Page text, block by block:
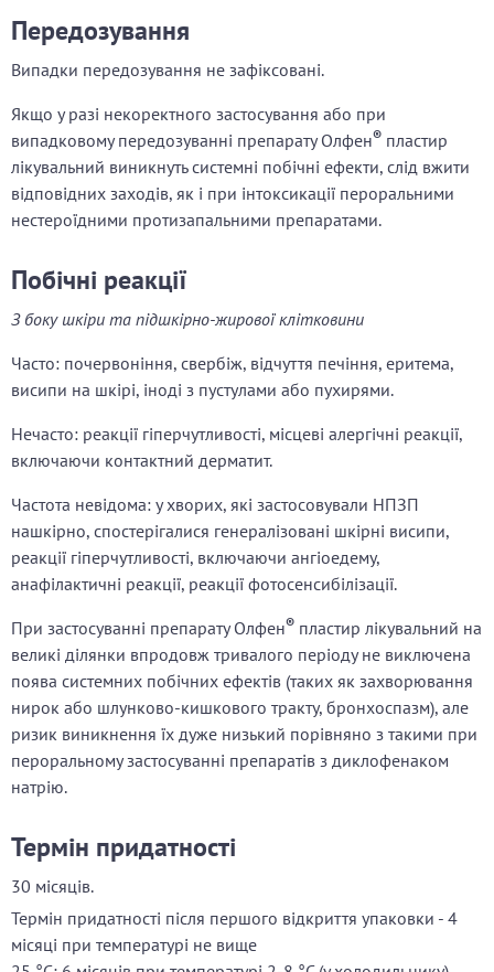
Передозування
Випадки передозування не зафіксовані.
Якщо у разі некоректного застосування або при
випадковому передозуванні препарату Олфен® пластир
лікувальний виникнуть системні побічні ефекти, слід вжити
відповідних заходів, як і при інтоксикації пероральними
нестероїдними протизапальними препаратами.
Побічні реакції
З боку шкіри та підшкірно-жирової клітковини
Часто: почервоніння, свербіж, відчуття печіння, еритема,
висипи на шкірі, іноді з пустулами або пухирями.
Нечасто: реакції гіперчутливості, місцеві алергічні реакції,
включаючи контактний дерматит.
Частота невідома: у хворих, які застосовували НПЗП
нашкірно, спостерігалися генералізовані шкірні висипи,
реакції гіперчутливості, включаючи ангіоедему,
анафілактичні реакції, реакції фотосенсибілізації.
При застосуванні препарату Олфен® пластир лікувальний на
великі ділянки впродовж тривалого періоду не виключена
поява системних побічних ефектів (таких як захворювання
нирок або шлунково-кишкового тракту, бронхоспазм), але
ризик виникнення їх дуже низький порівняно з такими при
пероральному застосуванні препаратів з диклофенаком
натрію.
Термін придатності
30 місяців.
Термін придатності після першого відкриття упаковки - 4
місяці при температурі не вище